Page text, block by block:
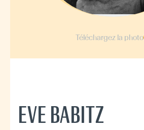
Téléchargez la photo
EVE BABITZ